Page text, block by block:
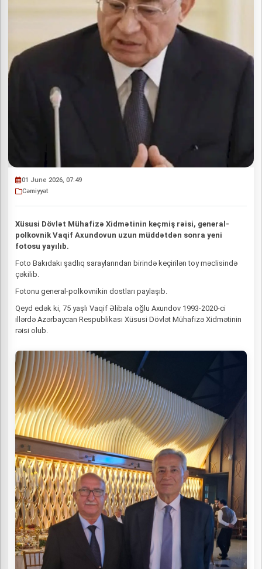
01 June 2026, 07:49
Cəmiyyət
Xüsusi Dövlət Mühafizə Xidmətinin keçmiş rəisi, general-
polkovnik Vaqif Axundovun uzun müddətdən sonra yeni
fotosu yayılıb.
Foto Bakıdakı şadlıq saraylarından birində keçirilən toy məclisində
çəkilib.
Fotonu general-polkovnikin dostları paylaşıb.
Qeyd edək ki, 75 yaşlı Vaqif Əlibala oğlu Axundov 1993-2020-ci
illərdə Azərbaycan Respublikası Xüsusi Dövlət Mühafizə Xidmətinin
rəisi olub.